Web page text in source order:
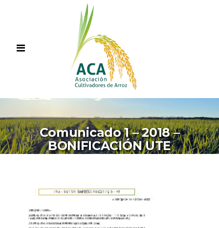
Comunicado 1 – 2018 –
BONIFICACIÓN UTE